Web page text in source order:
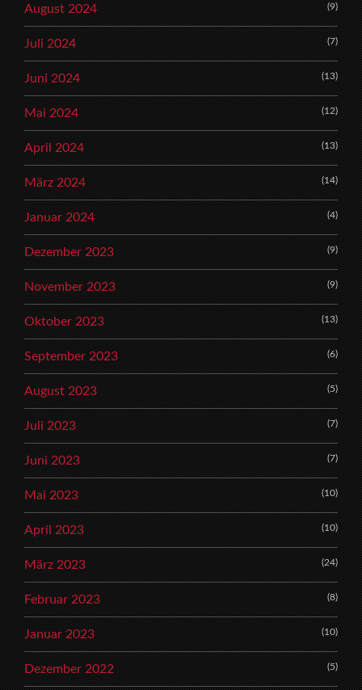
August 2024 (9)
Juli 2024 (7)
Juni 2024 (13)
Mai 2024 (12)
April 2024 (13)
März 2024 (14)
Januar 2024 (4)
Dezember 2023 (9)
November 2023 (9)
Oktober 2023 (13)
September 2023 (6)
August 2023 (5)
Juli 2023 (7)
Juni 2023 (7)
Mai 2023 (10)
April 2023 (10)
März 2023 (24)
Februar 2023 (8)
Januar 2023 (10)
Dezember 2022 (5)